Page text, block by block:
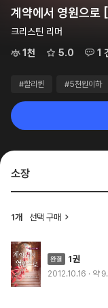
계약에서 영원으로
크리스틴 리머
1천
5.0 1
#할리퀸 #5천원이하
소장
1개 선택 구매
1권
2012.10.16 · 약